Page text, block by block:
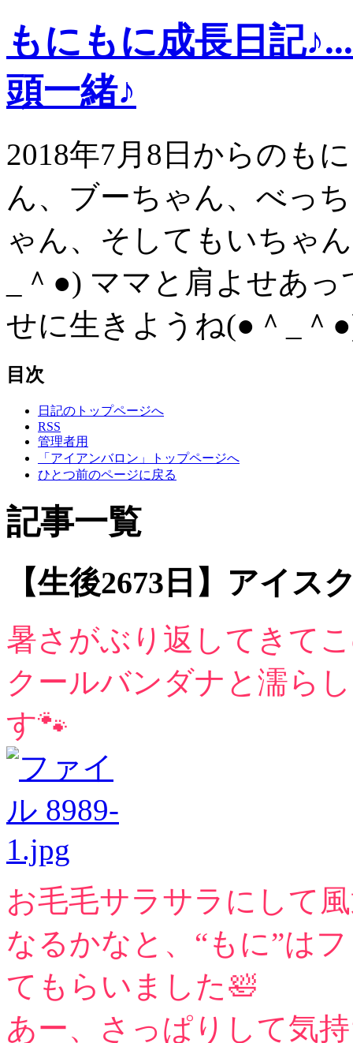
もにもに成長日記
頭一緒♪
2018年7月8日からのも
ん、ブーちゃん、べっ
ゃん、そしてもいちゃ
_＾●) ママと肩よせあ
せに生きようね(●＾_＾
目次
日記のトップページへ
RSS
管理者用
「アイアンバロン」トップページへ
ひとつ前のページに戻る
記事一覧
【生後2673日】アイ
暑さがぶり返してきて
クールバンダナと濡ら
す🐾
お毛毛サラサラにして
なるかなと、“もに”は
てもらいました🛀
あー、さっぱりして気